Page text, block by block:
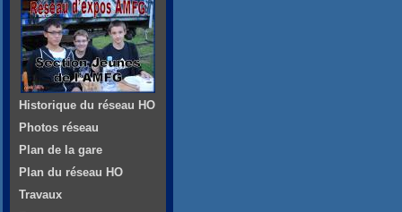
Historique du réseau HO
Photos réseau
Plan de la gare
Plan du réseau HO
Travaux